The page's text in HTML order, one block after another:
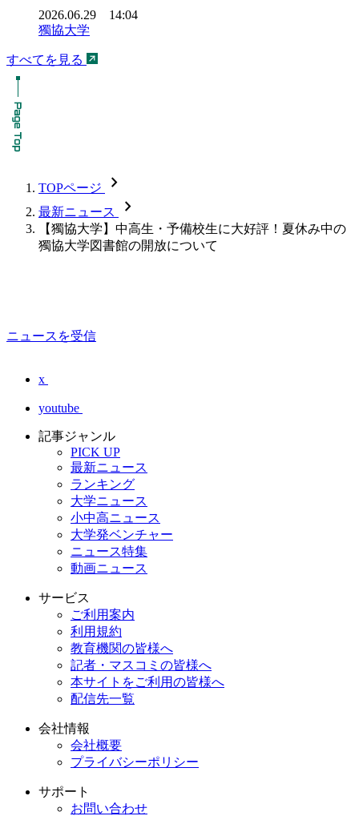
2026.06.29 14:04
獨協大学
すべてを見る
TOPページ chevron_forward
最新ニュース chevron_forward
【獨協大学】中高生・予備校生に大好評！夏休み中の
獨協大学図書館の開放について
ニュースを受信
x
youtube
記事ジャンル
PICK UP
最新ニュース
ランキング
大学ニュース
小中高ニュース
大学発ベンチャー
ニュース特集
動画ニュース
サービス
ご利用案内
利用規約
教育機関の皆様へ
記者・マスコミの皆様へ
本サイトをご利用の皆様へ
配信先一覧
会社情報
会社概要
プライバシーポリシー
サポート
お問い合わせ